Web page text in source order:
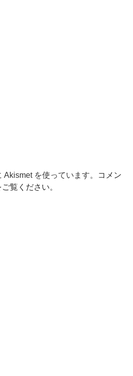
を使っています。
コメン
ご覧ください。